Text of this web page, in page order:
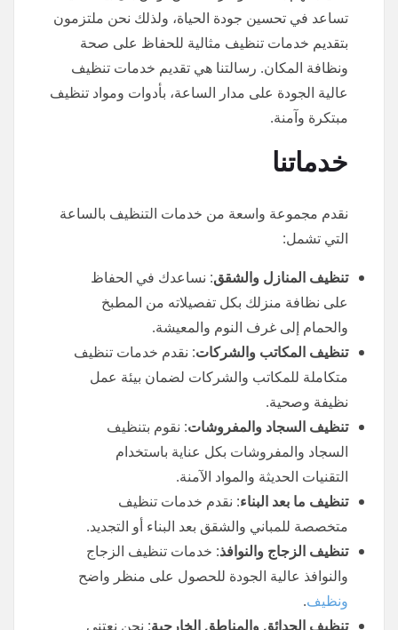
تساعد في تحسين جودة الحياة، ولذلك نحن ملتزمون
بتقديم خدمات تنظيف مثالية للحفاظ على صحة
ونظافة المكان. رسالتنا هي تقديم خدمات تنظيف
عالية الجودة على مدار الساعة، بأدوات ومواد تنظيف
مبتكرة وآمنة.
خدماتنا
نقدم مجموعة واسعة من خدمات التنظيف بالساعة
التي تشمل:
تنظيف المنازل والشقق: نساعدك في الحفاظ
على نظافة منزلك بكل تفصيلاته من المطبخ
والحمام إلى غرف النوم والمعيشة.
تنظيف المكاتب والشركات: نقدم خدمات تنظيف
متكاملة للمكاتب والشركات لضمان بيئة عمل
نظيفة وصحية.
تنظيف السجاد والمفروشات: نقوم بتنظيف
السجاد والمفروشات بكل عناية باستخدام
التقنيات الحديثة والمواد الآمنة.
تنظيف ما بعد البناء: نقدم خدمات تنظيف
متخصصة للمباني والشقق بعد البناء أو التجديد.
تنظيف الزجاج والنوافذ: خدمات تنظيف الزجاج
والنوافذ عالية الجودة للحصول على منظر واضح
ونظيف.
تنظيف الحدائق والمناطق الخارجية: نحن نعتني